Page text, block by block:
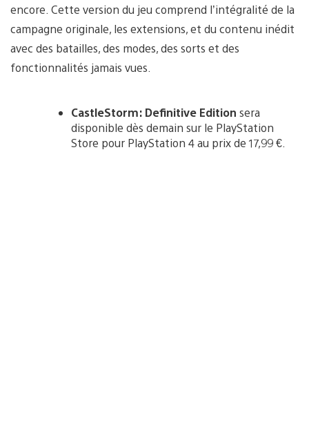
encore. Cette version du jeu comprend l’intégralité de la
campagne originale, les extensions, et du contenu inédit
avec des batailles, des modes, des sorts et des
fonctionnalités jamais vues.
CastleStorm: Definitive Edition sera
disponible dès demain sur le PlayStation
Store pour PlayStation 4 au prix de 17,99 €.